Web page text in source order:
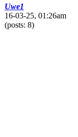
Uwe1
16-03-25, 01:26am
(posts: 8)